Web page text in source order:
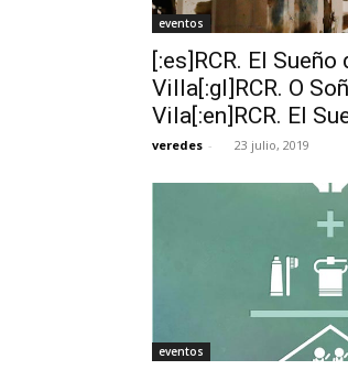
eventos
[:es]RCR. El Sueño
Villa[:gl]RCR. O
Vila[:en]RCR. El
veredes - 23 julio, 2019
eventos